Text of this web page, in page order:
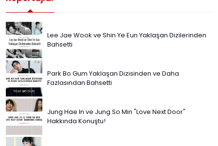
Lee Jae Wook ve Shin Ye Eun Yaklaşan Dizilerinden
Bahsetti
Park Bo Gum Yaklaşan Dizisinden ve Daha
Fazlasından Bahsetti
Jung Hae In ve Jung So Min "Love Next Door"
Hakkında Konuştu!